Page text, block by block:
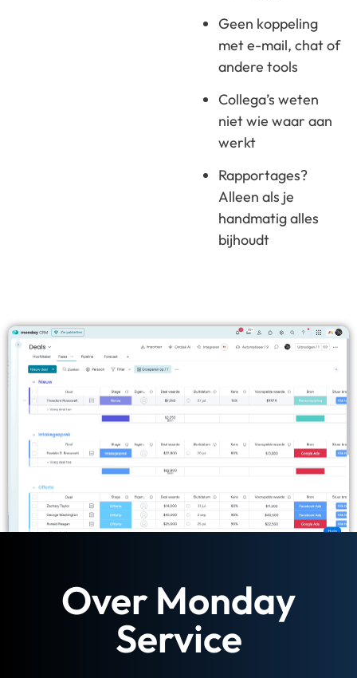
Geen koppeling
met e-mail, chat of
andere tools
Collega’s weten
niet wie waar aan
werkt
Rapportages?
Alleen als je
handmatig alles
bijhoudt
Over Monday
Service